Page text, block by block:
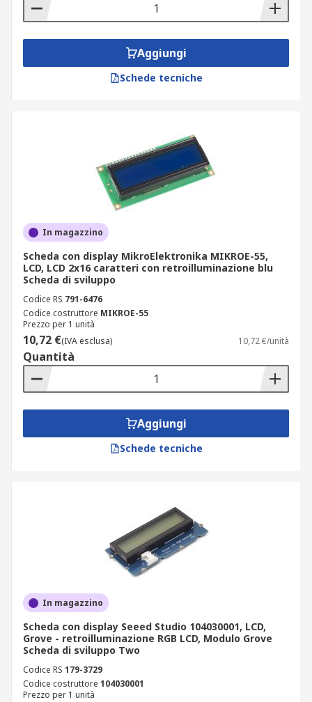
Tra i tipi di kit di sviluppo per display grafici è
incluso quanto segue:
Touch screen capacitivo
Display a LED a matrice
Display OLED
Touchscreen resistivo
Display indossabile
Aggiungi
Schede tecniche
In magazzino
Scheda con display MikroElektronika MIKROE-55,
LCD, LCD 2x16 caratteri con retroilluminazione blu
Scheda di sviluppo
Codice RS 791-6476
Codice costruttore MIKROE-55
Prezzo per 1 unità
10,72 €(IVA esclusa) 10,72 €/unità
Quantità
Aggiungi
Schede tecniche
In magazzino
Scheda con display Seeed Studio 104030001, LCD,
Grove - retroilluminazione RGB LCD, Modulo Grove
Scheda di sviluppo Two
Codice RS 179-3729
Codice costruttore 104030001
Prezzo per 1 unità